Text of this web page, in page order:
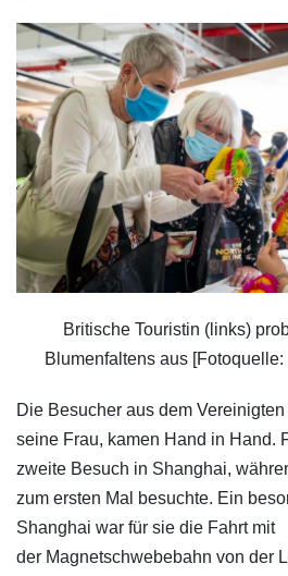
Britische Touristin (links)
Blumenfaltens aus [Fotoquelle:
Die Besucher aus dem
seine Frau, kamen Hand in Hand.
zweite Besuch in Shanghai,
zum ersten Mal besuchte. Ein
Shanghai war für sie die Fahrt mit
der Magnetschwebebahn von der